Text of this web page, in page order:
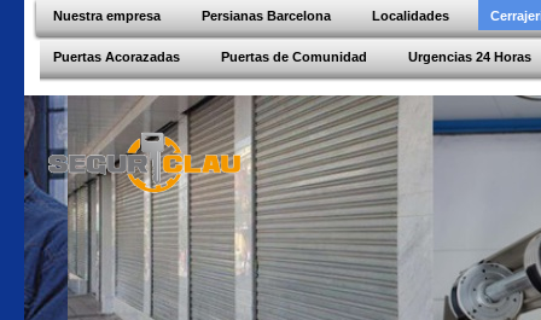
Nuestra empresa Persianas Barcelona Localidades
Puertas Acorazadas Puertas de Comunidad Urgencias 24 Horas